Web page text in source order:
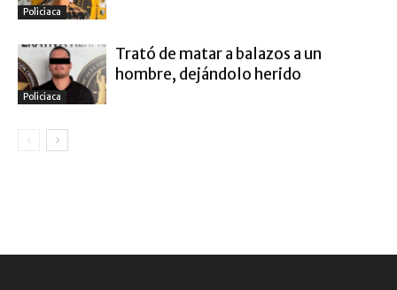
Policiaca
Policiaca
Trató de matar a balazos a un
hombre, dejándolo herido